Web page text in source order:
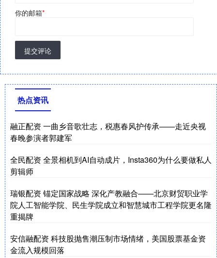
你的邮箱*
提交评论
热点资讯
融正配资 一曲乡音歌壮志，税惠春风护传承——走近央视
春晚参演者郭建军
全民配资 全景相机到AI自动成片，Insta360为什么要做私人
剪辑师
瑞银配资 锚定国家战略 深化产教融合——北京财贸职业学
院人工智能学院、民生学院成立和智慧城市工程学院更名隆
重揭牌
安信融配资 科技股抛售潮压制市场情绪，美国股票基金资
金流入规模回落